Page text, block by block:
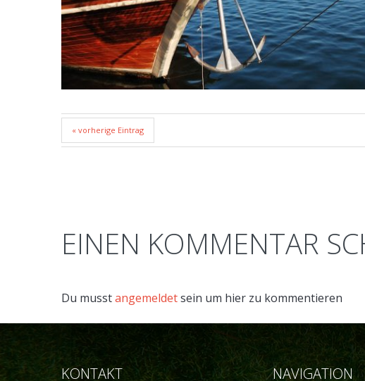
« vorherige Eintrag
EINEN KOMMENTAR
Du musstangemeldetsein um hier zu kommentieren
KONTAKT NAVIGATION